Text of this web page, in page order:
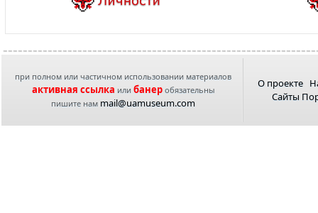
при полном или частичном использовании материалов
активная ссылка или банеробязательны
пишите нам mail@uamuseum.com
О проекте
Сайты